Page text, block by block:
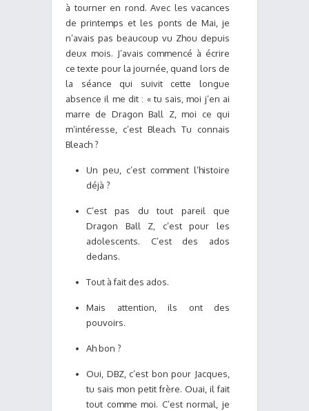
à tourner en rond. Avec les vacances
de printemps et les ponts de Mai, je
n’avais pas beaucoup vu Zhou depuis
deux mois. J’avais commencé à écrire
ce texte pour la journée, quand lors de
la séance qui suivit cette longue
absence il me dit : « tu sais, moi j’en ai
marre de Dragon Ball Z, moi ce qui
m’intéresse, c’est Bleach. Tu connais
Bleach ?
Un peu, c’est comment l’histoire
déjà ?
C’est pas du tout pareil que
Dragon Ball Z, c’est pour les
adolescents. C’est des ados
dedans.
Tout à fait des ados.
Mais attention, ils ont des
pouvoirs.
Ah bon ?
Oui, DBZ, c’est bon pour Jacques,
tu sais mon petit frère. Ouai, il fait
tout comme moi. C’est normal, je